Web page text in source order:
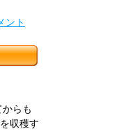
ント
らも
収穫す